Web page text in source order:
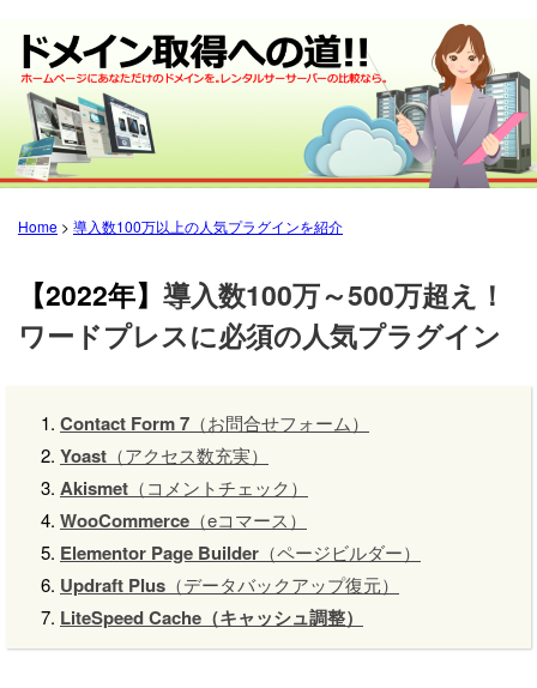
Home > 導入数100万以上の人気プラグインを紹介
【2022年】 導入数100万～500万超え！
ワードプレスに必須の人気プラグイン
Contact Form 7 （お問合せフォーム）
Yoast （アクセス数充実）
Akismet （コメントチェック）
WooCommerce （eコマース）
Elementor Page Builder （ページビルダー）
Updraft Plus （データバックアップ復元）
LiteSpeed Cache （キャッシュ調整）